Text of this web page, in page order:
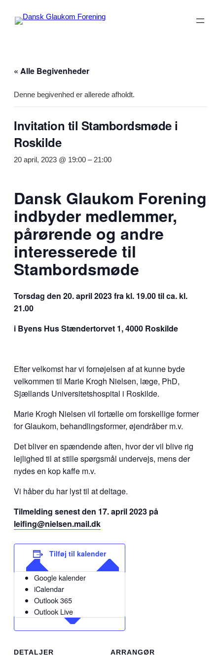
« Alle Begivenheder
Denne begivenhed er allerede afholdt.
Invitation til Stambordsmøde i
Roskilde
20 april, 2023 @ 19:00 –21:00
Dansk Glaukom Forening
indbyder medlemmer,
pårørende og andre
interesserede til
Stambordsmøde
Torsdag den 20. april 2023 fra kl. 19.00 til ca. kl.
21.00
i Byens Hus Stændertorvet 1, 4000 Roskilde
Efter velkomst har vi fornøjelsen af at kunne byde
velkommen til Marie Krogh Nielsen, læge, PhD,
Sjællands Universitetshospital i Roskilde.
Marie Krogh Nielsen vil fortælle om forskellige former
for Glaukom, behandlingsformer, øjendråber m.v.
Det bliver en spændende aften, hvor der vil blive rig
lejlighed til at stille spørgsmål undervejs, mens der
nydes en kop kaffe m.v.
Vi håber du har lyst til at deltage.
Tilmelding senest den 17. april 2023 på
leifing@nielsen.mail.dk
Tilføj til kalender
Google kalender
iCalendar
Outlook 365
Outlook Live
DETALJER ARRANGØR